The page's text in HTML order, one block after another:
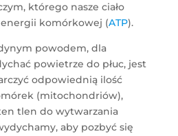
którego nasze ciało
komórkowej (ATP).
powodem, dla
powietrze do płuc, jest
odpowiednią ilość
(mitochondriów),
tlen do wytwarzania
aby pozbyć się